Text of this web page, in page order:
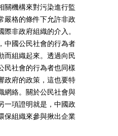
關機構來對污染進行監
嚴格的條件下允許非政
非政府組織的介入。
中國公民社會的行為者
而組織起來。透過向民
民社會的行為者也同樣
政府的政策，這也要特
網絡。關於公民社會與
一項證明就是，中國政
保組織來參與揪出企業